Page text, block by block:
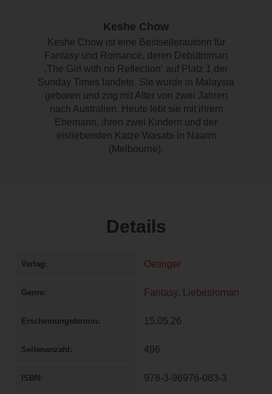
Keshe Chow
Keshe Chow ist eine Bestsellerautorin für
Fantasy und Romance, deren Debütroman
‚The Girl with no Reflection‘ auf Platz 1 der
Sunday Times landete. Sie wurde in Malaysia
geboren und zog mit Alter von zwei Jahren
nach Australien. Heute lebt sie mit ihrem
Ehemann, ihren zwei Kindern und der
eisliebenden Katze Wasabi in Naarm
(Melbourne).
Details
Verlag Oetinger
Genre Fantasy, Liebesroman
Erscheinungstermin 15.05.26
Seitenanzahl 496
ISBN 978-3-96976-083-3